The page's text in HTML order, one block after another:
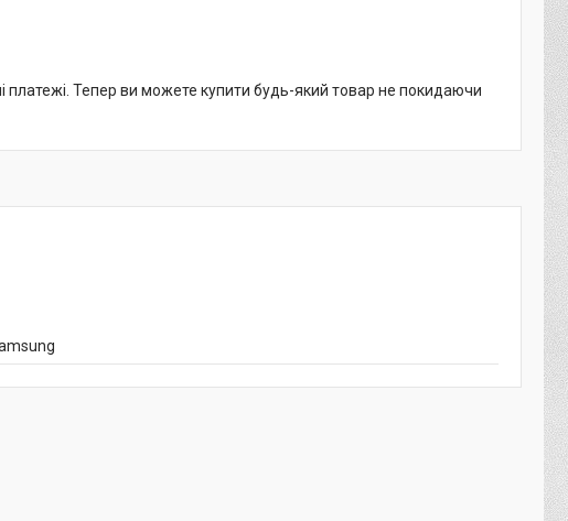
платежі. Тепер ви можете купити будь-який товар не покидаючи